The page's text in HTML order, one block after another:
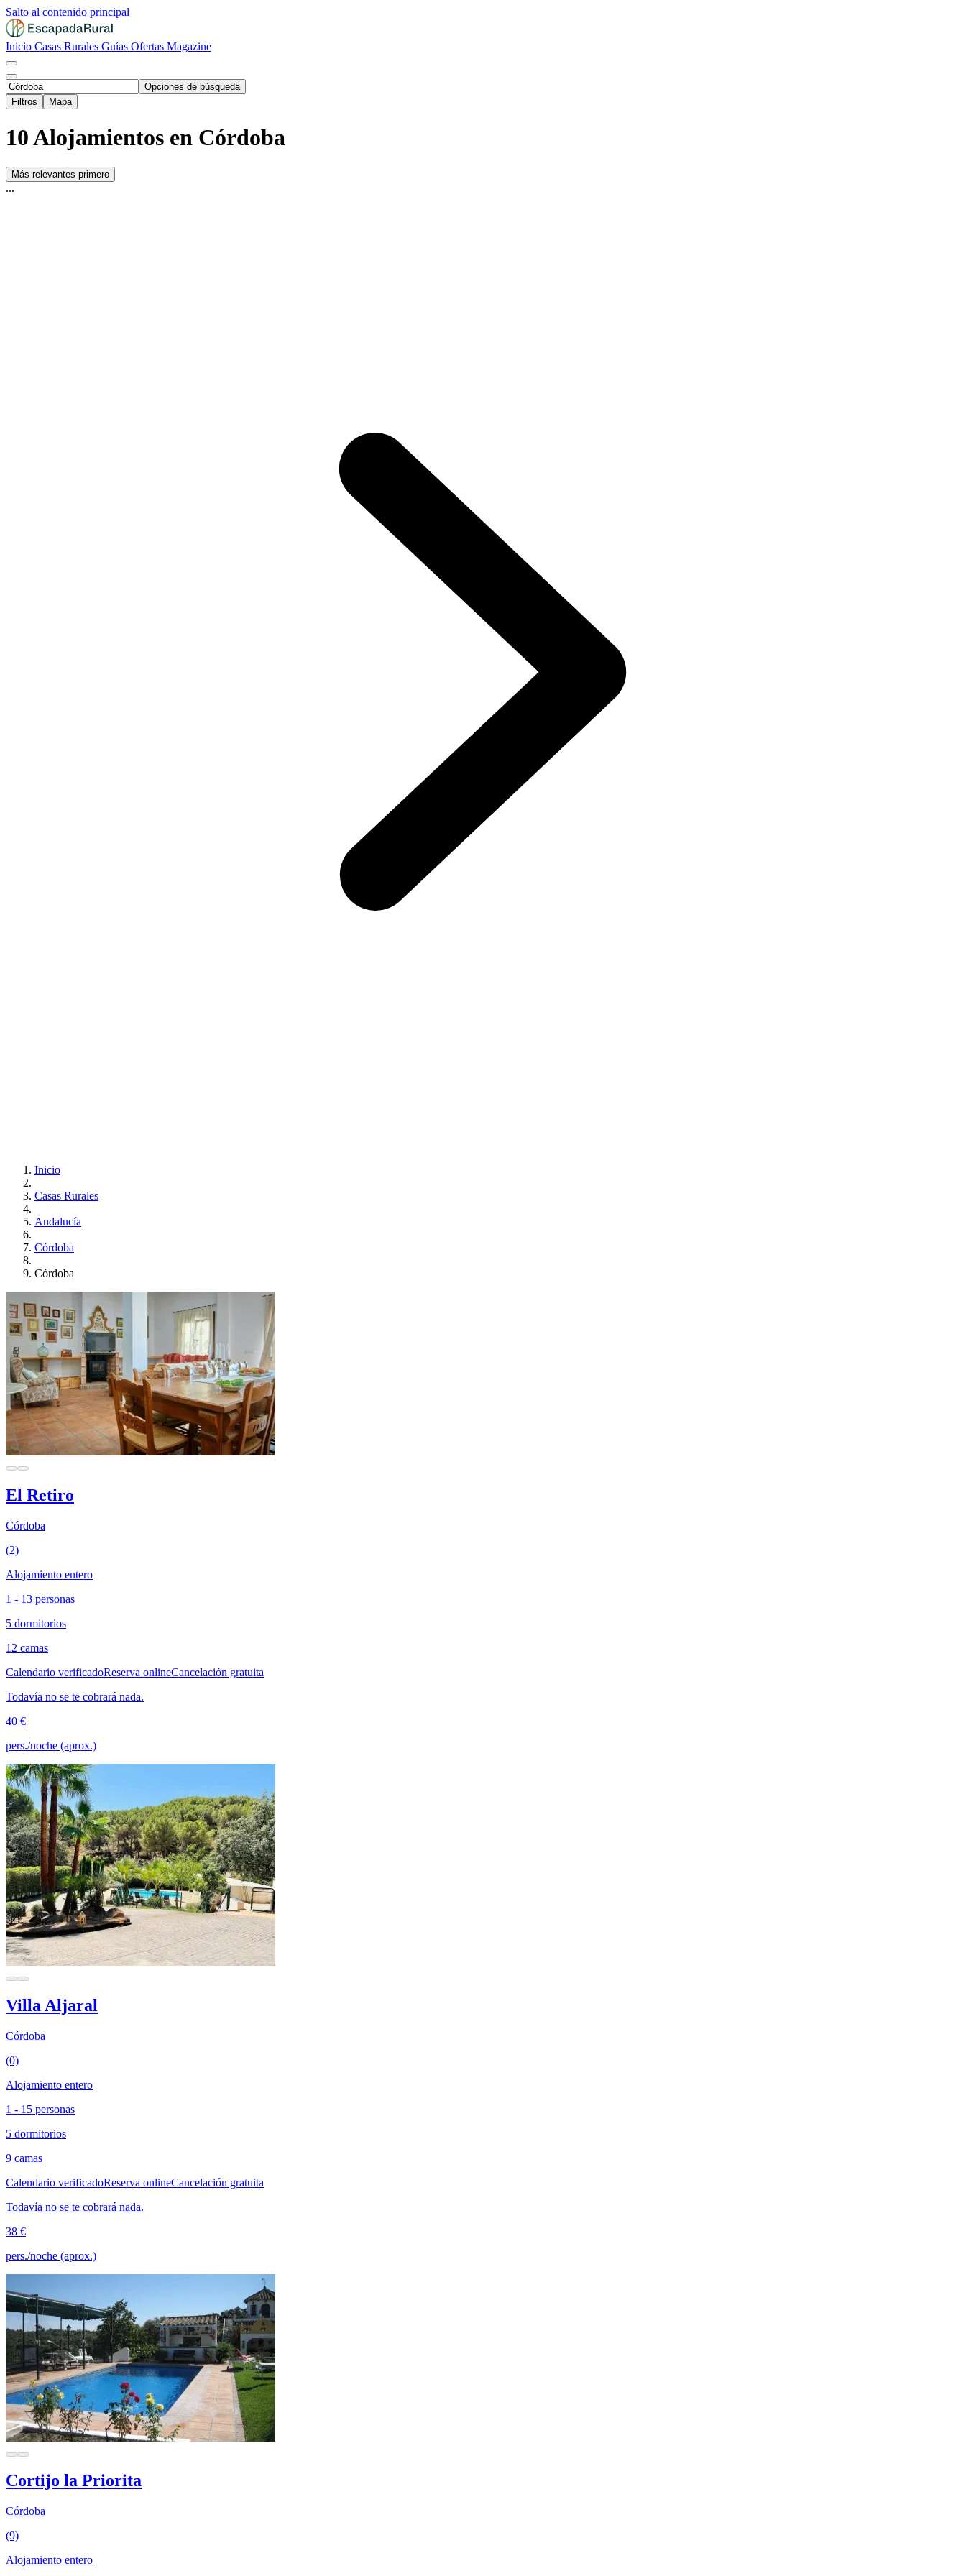
Salto al contenido principal
Inicio Casas Rurales Guías Ofertas Magazine
Opciones de búsqueda
Filtros
Mapa
10 Alojamientos en Córdoba
Más relevantes primero
...
Inicio
Casas Rurales
Andalucía
Córdoba
Córdoba
El Retiro
Córdoba
(2)
Alojamiento entero
1 - 13 personas
5 dormitorios
12 camas
Calendario verificadoReserva onlineCancelación gratuita
Todavía no se te cobrará nada.
40 €
pers./noche (aprox.)
Villa Aljaral
Córdoba
(0)
Alojamiento entero
1 - 15 personas
5 dormitorios
9 camas
Calendario verificadoReserva onlineCancelación gratuita
Todavía no se te cobrará nada.
38 €
pers./noche (aprox.)
Cortijo la Priorita
Córdoba
(9)
Alojamiento entero